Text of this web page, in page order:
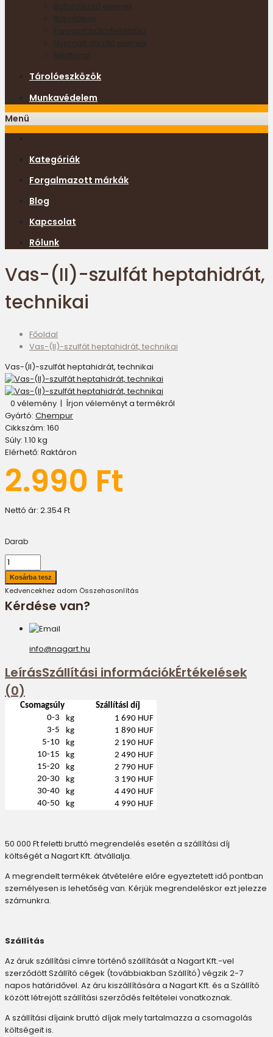
Bútordíszítő elemek
Bútorlábak
Faragott bútorfeltétdísz
Nyomott díszítő elemek
Tárolóeszközök
Munkavédelem
Menü
Kategóriák
Forgalmazott márkák
Blog
Kapcsolat
Rólunk
Vas-(II)-szulfát heptahidrát,
technikai
Főoldal
Vas-(II)-szulfát heptahidrát, technikai
Vas-(II)-szulfát heptahidrát, technikai
0 vélemény | Írjon véleményt a termékről
Gyártó: Chempur
Cikkszám: 160
Súly: 1.10 kg
Elérhető: Raktáron
2.990 Ft
Nettó ár: 2.354 Ft
Darab
Kedvencekhez adom Összehasonlítás
Kérdése van?
info@nagart.hu
LeírásSzállítási információkÉrtékelések
(0)
Csomagsúly
Szállítási díj
0-3
kg
1 690 HUF
3-5
kg
1 890 HUF
5-10
kg
2 190 HUF
10-15
kg
2 490 HUF
15-20
kg
2 790 HUF
20-30
kg
3 190 HUF
30-40
kg
4 490 HUF
40-50
kg 4 990 HUF
50 000 Ft feletti bruttó megrendelés esetén a szállítási díj
költségét a Nagart Kft. átvállalja.
A megrendelt termékek átvételére előre egyeztetett idő pontban
személyesen is lehetőség van. Kérjük megrendeléskor ezt jelezze
számunkra.
Szállítás
Az áruk szállítási címre történő szállítását a Nagart Kft.-vel
szerződött Szállító cégek (továbbiakban Szállító) végzik 2-7
napos határidővel. Az áru kiszállítására a Nagart Kft. és a Szállító
között létrejött szállítási szerződés feltételei vonatkoznak.
A szállítási díjaink bruttó díjak mely tartalmazza a csomagolás
költségeit is.